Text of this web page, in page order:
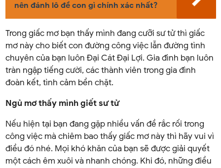
nên đánh lô đề con gì chính xác nhất?
Trong giấc mơ bạn thấy mình đang cưỡi sư tử thì giấc
mơ này cho biết con đường công việc lẫn đường tình
chuyên của bạn luôn Đại Cát Đại Lợi. Gia đình bạn luôn
tràn ngập tiếng cười, các thành viên trong gia đình
đoàn kết, tình cảm bền chặt.
Ngủ mơ thấy mình giết sư tử
Nếu hiện tại bạn đang gặp nhiều vấn đề rắc rối trong
công việc mà chiêm bao thấy giấc mơ này thì hãy vui vì
điều đó nhé. Mọi khó khăn của bạn sẽ được giải quyết
một cách êm xuôi và nhanh chóng. Khi đó, những điều